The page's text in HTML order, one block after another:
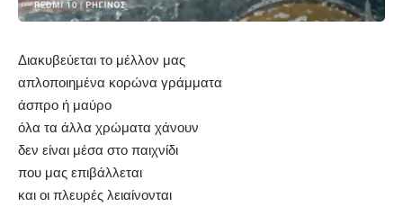
Διακυβεύεται το μέλλον μας
απλοποιημένα κορώνα γράμματα
άσπρο ή μαύρο
όλα τα άλλα χρώματα χάνουν
δεν είναι μέσα στο παιχνίδι
που μας επιβάλλεται
και οι πλευρές λειαίνονται